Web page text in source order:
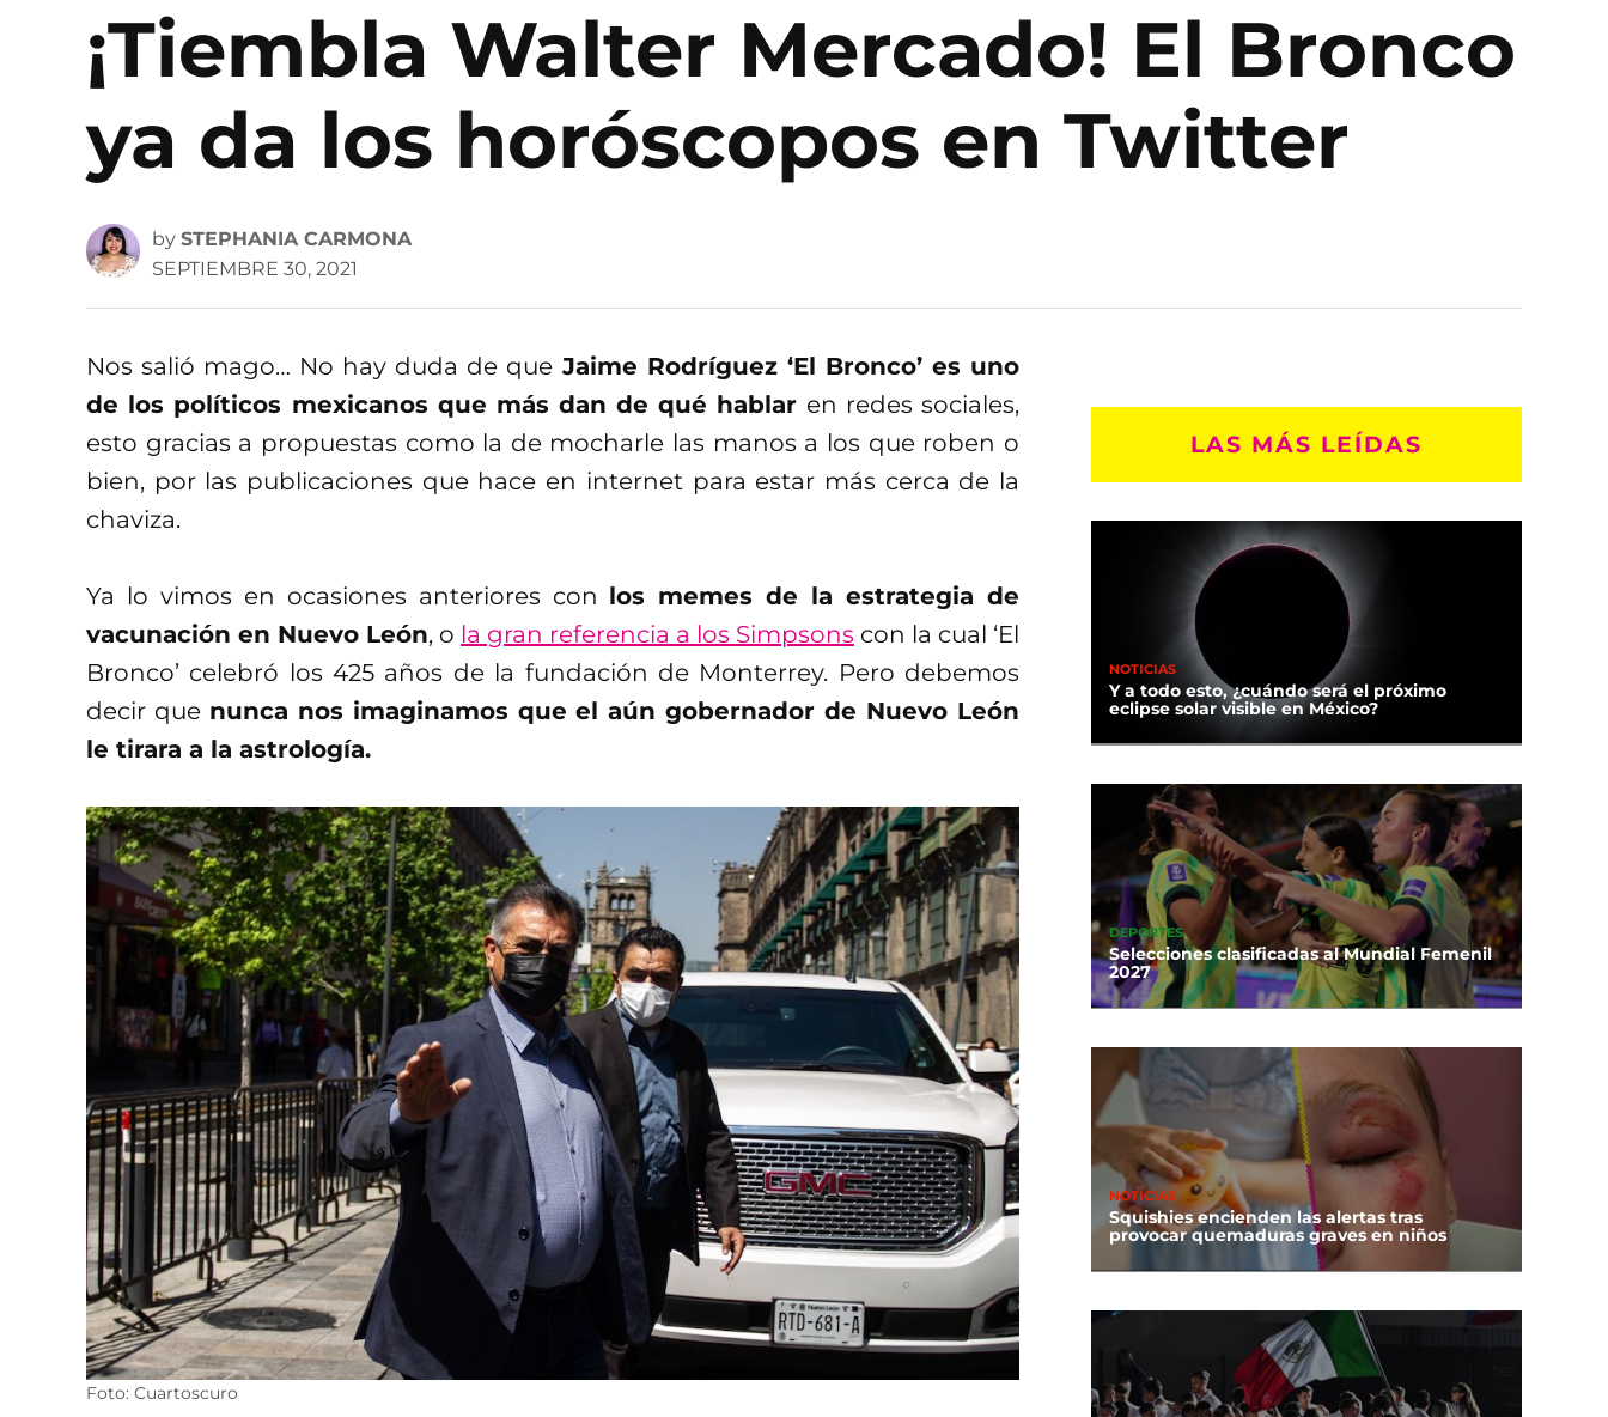
¡Tiembla Walter Mercado! El Bronco
ya da los horóscopos en Twitter
by STEPHANIA CARMONA
SEPTIEMBRE 30, 2021
Nos salió mago… No hay duda de que Jaime Rodríguez ‘El Bronco’ es uno
de los políticos mexicanos que más dan de qué hablar en redes sociales,
esto gracias a propuestas como la de mocharle las manos a los que roben o
bien, por las publicaciones que hace en internet para estar más cerca de la
chaviza.
Ya lo vimos en ocasiones anteriores con los memes de la estrategia de
vacunación en Nuevo León, o la gran referencia a los Simpsons con la cual ‘El
Bronco’ celebró los 425 años de la fundación de Monterrey. Pero debemos
decir que nunca nos imaginamos que el aún gobernador de Nuevo León
le tirara a la astrología.
Foto: Cuartoscuro
LAS MÁS LEÍDAS
NOTICIAS
Y a todo esto, ¿cuándo será el próximo
eclipse solar visible en México?
DEPORTES
Selecciones clasificadas al Mundial Femenil
2027
NOTICIAS
Squishies encienden las alertas tras
provocar quemaduras graves en niños